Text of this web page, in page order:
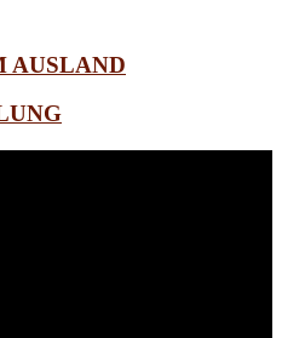
AUSLAND